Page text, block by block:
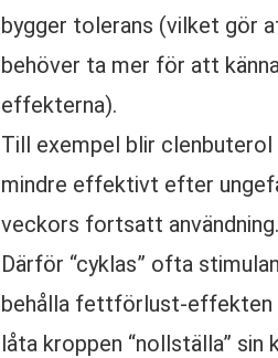
bygger tolerans (vilket gör
behöver ta mer för att
effekterna).
Till exempel blir
mindre effektivt efter
veckors fortsatt
Därför “cyklas” ofta
behålla fettförlust-effekten
låta kroppen “nollställa” sin